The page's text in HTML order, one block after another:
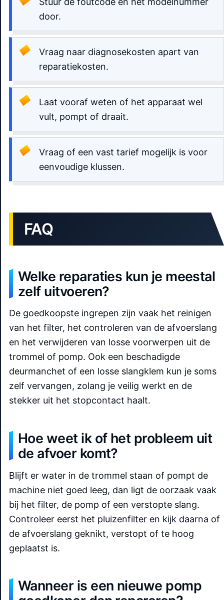
door.
Vraag naar diagnosekosten apart van
reparatiekosten.
Laat vooraf weten of het apparaat wel
vult, pompt of draait.
Vraag of een vast tarief mogelijk is voor
eenvoudige klussen.
FAQ
Welke reparaties kun je meestal
zelf uitvoeren?
De goedkoopste ingrepen zijn vaak het reinigen
van het filter, het controleren van de afvoerslang
en het verwijderen van losse voorwerpen uit de
trommel of pomp. Ook een beschadigde
deurmanchet of een losse slangklem kun je soms
zelf vervangen, zolang je veilig werkt en de
stekker uit het stopcontact haalt.
Hoe weet ik of het probleem uit
de afvoer komt?
Blijft er water in de trommel staan of pompt de
machine niet goed leeg, dan ligt de oorzaak vaak
bij het filter, de pomp of een verstopte slang.
Controleer eerst het pluizenfilter en kijk daarna of
de afvoerslang geknikt, verstopt of te hoog
geplaatst is.
Wanneer is een nieuwe pomp